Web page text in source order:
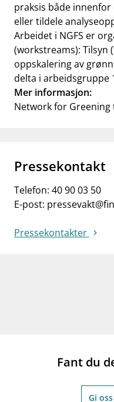
praksis både
eller tildele
Arbeidet i NGFS er
(workstreams): Tilsyn
oppskalering av
delta i arbeidsgruppe
Mer informasjon:
Network for Greening
Pressekontakt
Telefon: 40 90 03 50
E-post:
Pressekontakter
Fant du
Gi